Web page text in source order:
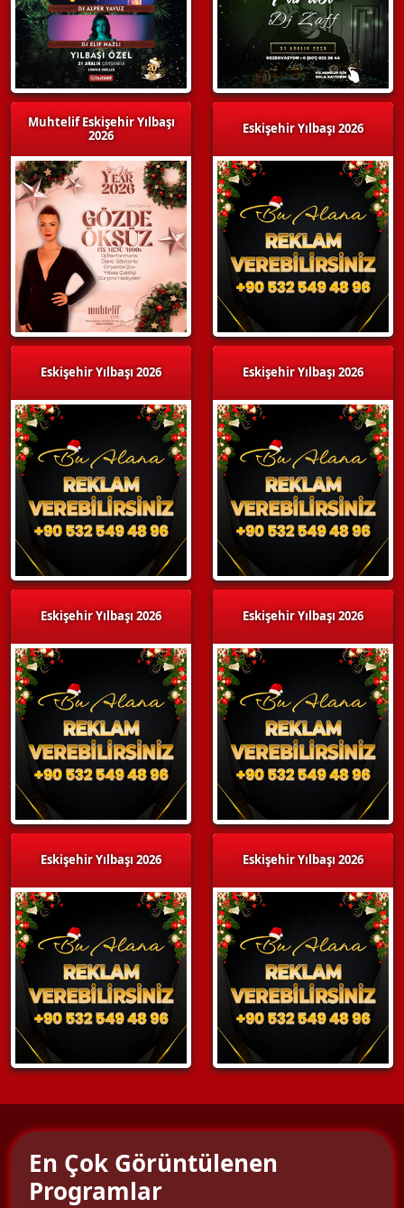
Muhtelif Eskişehir Yılbaşı
2026
Eskişehir Yılbaşı 2026
Eskişehir Yılbaşı 2026
Eskişehir Yılbaşı 2026
Eskişehir Yılbaşı 2026
Eskişehir Yılbaşı 2026
Eskişehir Yılbaşı 2026
Eskişehir Yılbaşı 2026
En Çok Görüntülenen
Programlar